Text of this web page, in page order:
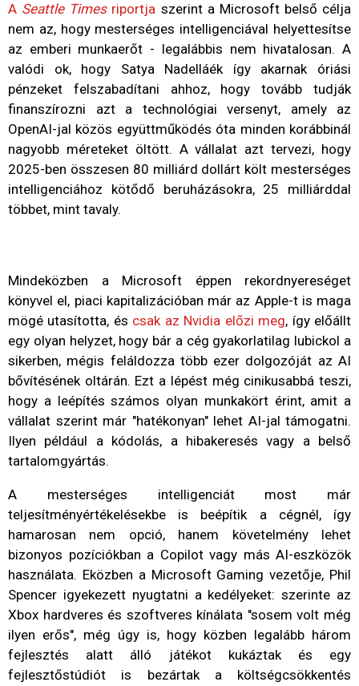
A Seattle Timesriportja szerint a Microsoft belső célja
nem az, hogy mesterséges intelligenciával helyettesítse
az emberi munkaerőt - legalábbis nem hivatalosan. A
valódi ok, hogy Satya Nadelláék így akarnak óriási
pénzeket felszabadítani ahhoz, hogy tovább tudják
finanszírozni azt a technológiai versenyt, amely az
OpenAI-jal közös együttműködés óta minden korábbinál
nagyobb méreteket öltött. A vállalat azt tervezi, hogy
2025-ben összesen 80 milliárd dollárt költ mesterséges
intelligenciához kötődő beruházásokra, 25 milliárddal
többet, mint tavaly.
Mindeközben a Microsoft éppen rekordnyereséget
könyvel el, piaci kapitalizációban már az Apple-t is maga
mögé utasította, és csak az Nvidia előzi meg, így előállt
egy olyan helyzet, hogy bár a cég gyakorlatilag lubickol a
sikerben, mégis feláldozza több ezer dolgozóját az AI
bővítésének oltárán. Ezt a lépést még cinikusabbá teszi,
hogy a leépítés számos olyan munkakört érint, amit a
vállalat szerint már "hatékonyan" lehet AI-jal támogatni.
Ilyen például a kódolás, a hibakeresés vagy a belső
tartalomgyártás.
A mesterséges intelligenciát most már
teljesítményértékelésekbe is beépítik a cégnél, így
hamarosan nem opció, hanem követelmény lehet
bizonyos pozíciókban a Copilot vagy más AI-eszközök
használata. Eközben a Microsoft Gaming vezetője, Phil
Spencer igyekezett nyugtatni a kedélyeket: szerinte az
Xbox hardveres és szoftveres kínálata "sosem volt még
ilyen erős", még úgy is, hogy közben legalább három
fejlesztés alatt álló játékot kukáztak és egy
fejlesztőstúdiót is bezártak a költségcsökkentés